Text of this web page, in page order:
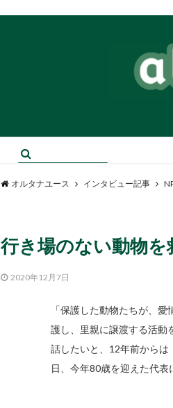
オルタナユース インタビュー記事
行き場のない動物
2020年12月7日
「保護した動物たちが、
護し、里親に譲渡する活動
話したいと、12年前から
日、今年80歳を迎えた代表